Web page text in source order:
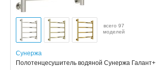
всего 97
моделей
Сунержа
Полотенцесушитель водяной Сунержа Галант+